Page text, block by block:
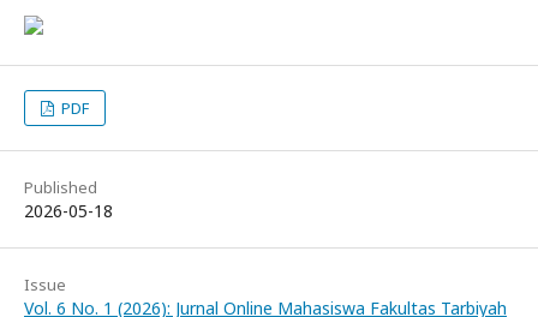
PDF
Published
2026-05-18
Issue
Vol. 6 No. 1 (2026): Jurnal Online Mahasiswa Fakultas Tarbiyah